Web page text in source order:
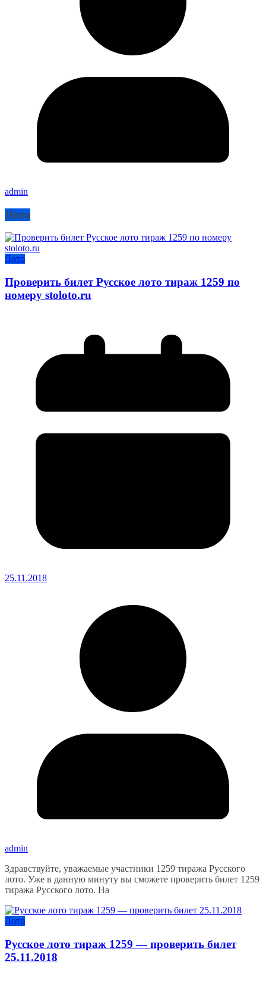
admin
Лото
Лото
Проверить билет Русское лото тираж 1259 по
номеру stoloto.ru
25.11.2018
admin
Здравствуйте, уважаемые участники 1259 тиража Русского
лото. Уже в данную минуту вы сможете проверить билет 1259
тиража Русского лото. На
Лото
Русское лото тираж 1259 — проверить билет
25.11.2018